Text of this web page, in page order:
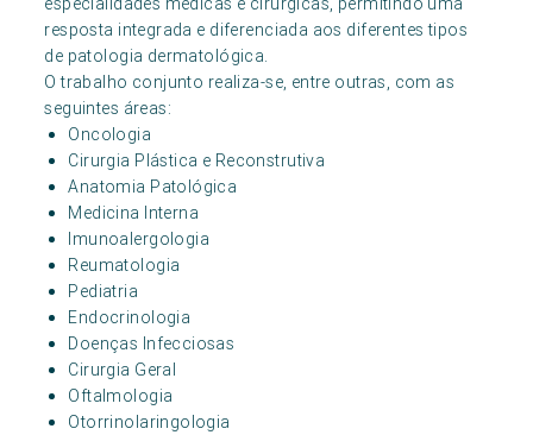
resposta integrada e diferenciada aos diferentes tipos
de patologia dermatológica.
O trabalho conjunto realiza-se, entre outras, com as
seguintes áreas:
Oncologia
Cirurgia Plástica e Reconstrutiva
Anatomia Patológica
Medicina Interna
Imunoalergologia
Reumatologia
Pediatria
Endocrinologia
Doenças Infecciosas
Cirurgia Geral
Oftalmologia
Otorrinolaringologia